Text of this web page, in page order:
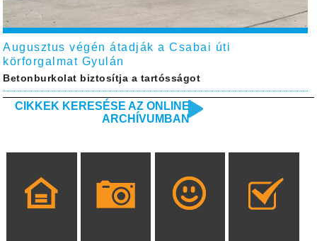
Augusztus végén átadják a Csabai úti
körforgalmat Gyulán
Betonburkolat biztosítja a tartósságot
CIKKEK KERESÉSE AZ ONLINE
ARCHÍVUMBAN